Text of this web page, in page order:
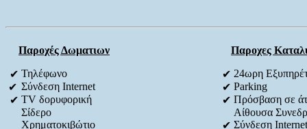
Παροχές Δωματιων Παροχες
✔ Τηλέφωνο ✔ 24ωρη
✔ Σύνδεση Internet ✔ Parking
✔ TV δορυφορική ✔ Πρόσβαση σε
Σίδερο
Αίθουσα
Χρηματοκιβώτιο
✔ Σύνδεση Internet